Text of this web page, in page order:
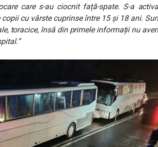
care s-au ciocnit față-spate. S-a
cu vârste cuprinse între 15 și 18 ani.
toracice, însă din primele informații nu